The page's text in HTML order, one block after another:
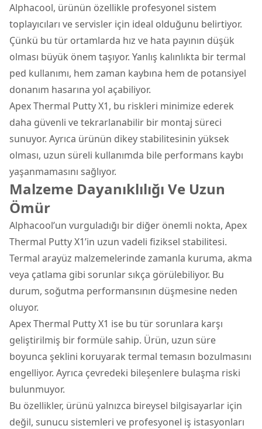
Alphacool, ürünün özellikle profesyonel sistem
toplayıcıları ve servisler için ideal olduğunu belirtiyor.
Çünkü bu tür ortamlarda hız ve hata payının düşük
olması büyük önem taşıyor. Yanlış kalınlıkta bir termal
ped kullanımı, hem zaman kaybına hem de potansiyel
donanım hasarına yol açabiliyor.
Apex Thermal Putty X1, bu riskleri minimize ederek
daha güvenli ve tekrarlanabilir bir montaj süreci
sunuyor. Ayrıca ürünün dikey stabilitesinin yüksek
olması, uzun süreli kullanımda bile performans kaybı
yaşanmamasını sağlıyor.
Malzeme Dayanıklılığı Ve Uzun
Ömür
Alphacool’un vurguladığı bir diğer önemli nokta, Apex
Thermal Putty X1’in uzun vadeli fiziksel stabilitesi.
Termal arayüz malzemelerinde zamanla kuruma, akma
veya çatlama gibi sorunlar sıkça görülebiliyor. Bu
durum, soğutma performansının düşmesine neden
oluyor.
Apex Thermal Putty X1 ise bu tür sorunlara karşı
geliştirilmiş bir formüle sahip. Ürün, uzun süre
boyunca şeklini koruyarak termal temasın bozulmasını
engelliyor. Ayrıca çevredeki bileşenlere bulaşma riski
bulunmuyor.
Bu özellikler, ürünü yalnızca bireysel bilgisayarlar için
değil, sunucu sistemleri ve profesyonel iş istasyonları